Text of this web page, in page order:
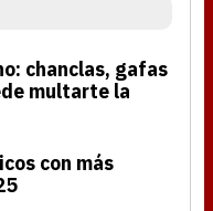
chanclas, gafas
multarte la
con más